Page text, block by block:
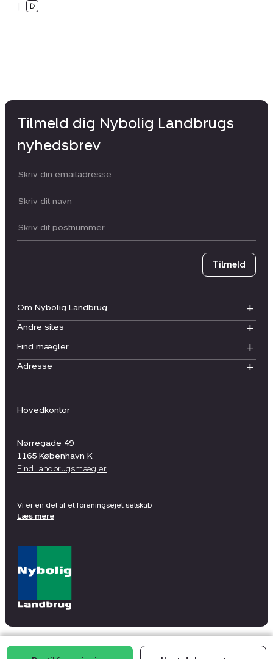
|
Hovedkontor
Nørregade 49
1165 København K
Find landbrugsmægler
Om Nybolig Landbrug
Andre sites
Find mægler
Adresse
Tilmeld dig Nybolig Landbrugs
nyhedsbrev
Din email:
Dit navn:
Postnummer
Tilmeld
Vi er en del af et foreningsejet selskab
Læs mere